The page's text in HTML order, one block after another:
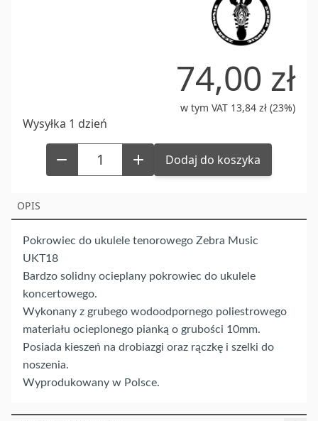
74,00 zł
w tym VAT 13,84 zł (23%)
Wysyłka 1 dzień
Dodaj do koszyka
OPIS
Pokrowiec do ukulele tenorowego Zebra Music
UKT18
Bardzo solidny ocieplany pokrowiec do ukulele
koncertowego.
Wykonany z grubego wodoodpornego poliestrowego
materiału ocieplonego pianką o grubości 10mm.
Posiada kieszeń na drobiazgi oraz rączkę i szelki do
noszenia.
Wyprodukowany w Polsce.